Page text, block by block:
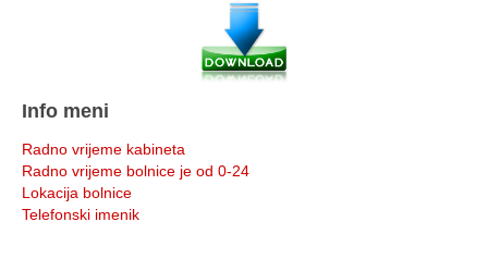
Info meni
Radno vrijeme kabineta
Radno vrijeme bolnice je od 0-24
Lokacija bolnice
Telefonski imenik